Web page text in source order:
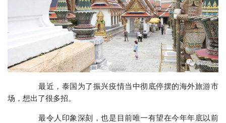
最近，泰国为了振兴疫情当中彻底停摆的海外旅游市
场，想出了很多招。
最令人印象深刻，也是目前唯一有望在今年年底以前